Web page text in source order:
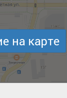
на карте